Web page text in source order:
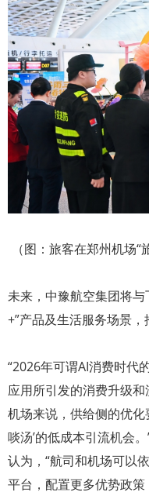
（图：旅客在郑州机场“
未来，中豫航空集团将
+”产品及生活服务场景，
“2026年可谓AI消费时代
应用所引发的消费升级
机场来说，供给侧的优
啖汤’的低成本引流机会
认为，“航司和机场可以
平台，配置更多优势政